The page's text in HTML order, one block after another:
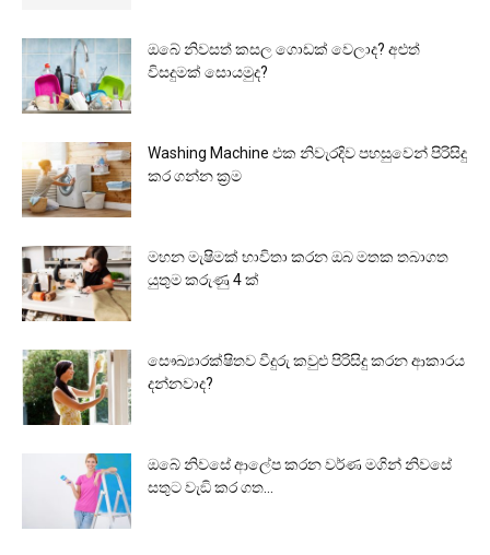
ඔබේ නිවසත් කසල ගොඩක් වෙලාද? අළුත්
විසදුමක් සොයමුද?
Washing Machine එක නිවැරදිව පහසුවෙන් පිරිසිදු
කර ගන්න ක්‍රම
මහන මැෂිමක් භාවිතා කරන ඔබ මතක තබාගත
යුතුම කරුණු 4 ක්
සෞඛ්‍යාරක්ෂිතව වීදුරු කවුළු පිරිසිදු කරන ආකාරය
දන්නවාද?
ඔබේ නිවසේ ආලේප කරන වර්ණ මගින් නිවසේ
සතුට වැඞි කර ගත...